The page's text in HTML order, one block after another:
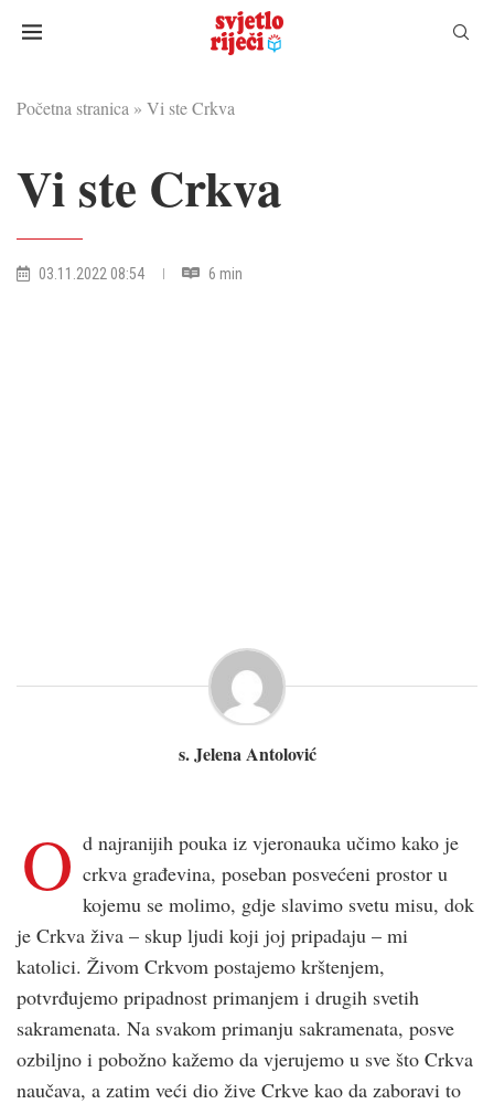
Početna stranica » Vi ste Crkva
Vi ste Crkva
03.11.2022 08:54 6 min
s. Jelena Antolović
O d najranijih pouka iz vjeronauka učimo kako je
crkva građevina, poseban posvećeni prostor u
kojemu se molimo, gdje slavimo svetu misu, dok
je Crkva živa – skup ljudi koji joj pripadaju – mi
katolici. Živom Crkvom postajemo krštenjem,
potvrđujemo pripadnost primanjem i drugih svetih
sakramenata. Na svakom primanju sakramenata, posve
ozbiljno i pobožno kažemo da vjerujemo u sve što Crkva
naučava, a zatim veći dio žive Crkve kao da zaboravi to